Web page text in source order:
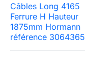
Câbles Long 4165
Ferrure H Hauteur
1875mm Hormann
référence 3064365